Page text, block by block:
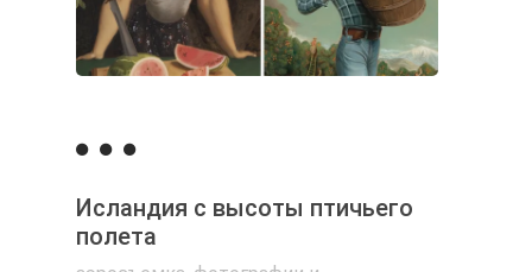
Исландия с высоты птичьего
полета